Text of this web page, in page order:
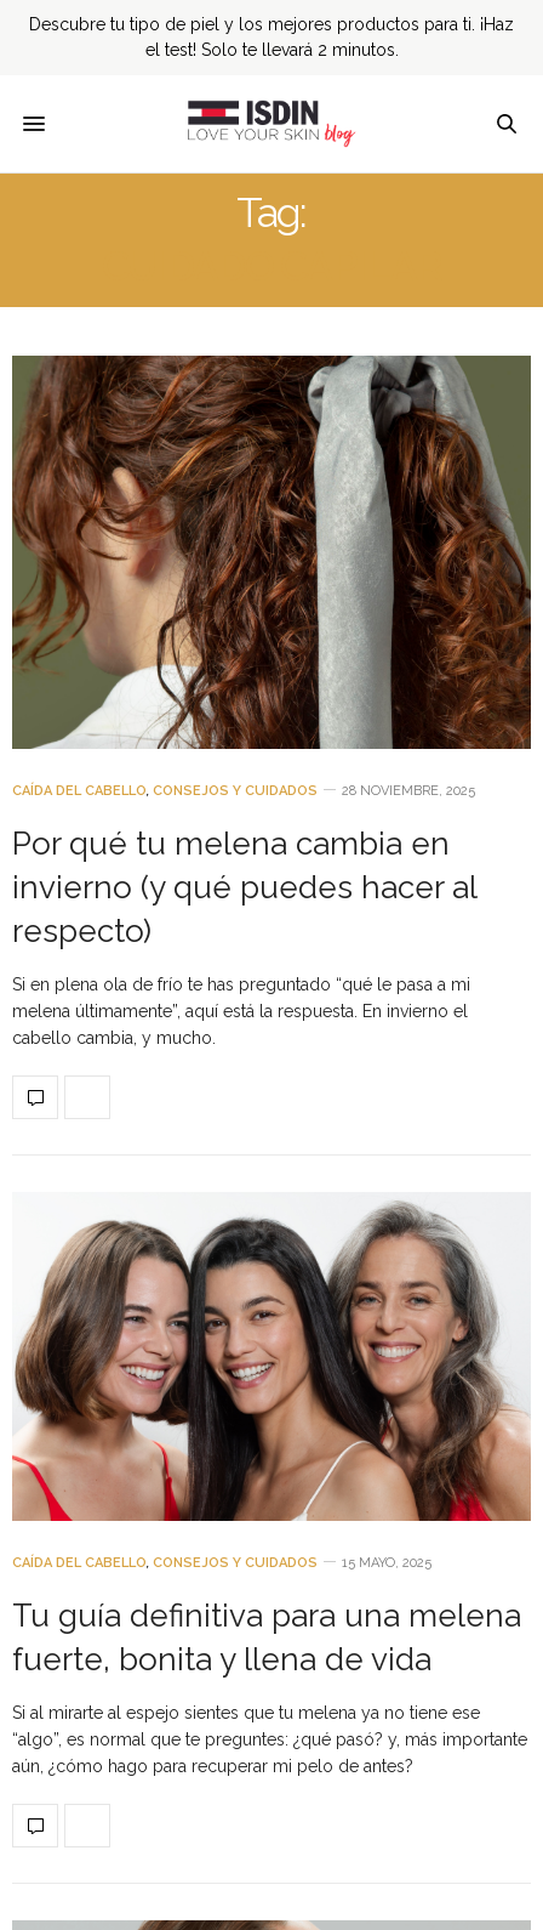
Descubre tu tipo de piel y los mejores productos para ti. ¡Haz
el test! Solo te llevará 2 minutos.
Tag:
CAÍDA DEL CABELLO, CONSEJOS Y CUIDADOS 28 NOVIEMBRE, 2025
Por qué tu melena cambia en
invierno (y qué puedes hacer al
respecto)
Si en plena ola de frío te has preguntado “qué le pasa a mi
melena últimamente”, aquí está la respuesta. En invierno el
cabello cambia, y mucho.
CAÍDA DEL CABELLO, CONSEJOS Y CUIDADOS 15 MAYO, 2025
Tu guía definitiva para una melena
fuerte, bonita y llena de vida
Si al mirarte al espejo sientes que tu melena ya no tiene ese
“algo”, es normal que te preguntes: ¿qué pasó? y, más importante
aún, ¿cómo hago para recuperar mi pelo de antes?